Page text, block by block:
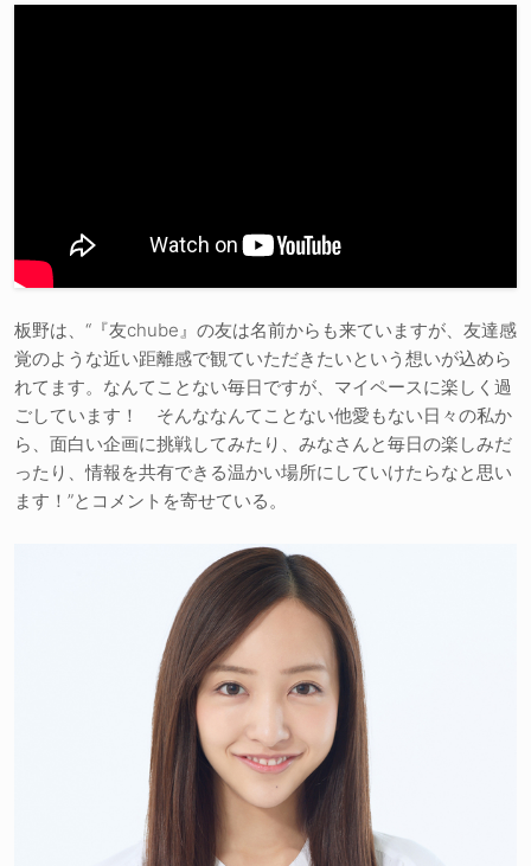
板野は、“『友chube』の友は名前からも来ていますが、友達感
覚のような近い距離感で観ていただきたいという想いが込めら
れてます。なんてことない毎日ですが、マイペースに楽しく過
ごしています！ そんななんてことない他愛もない日々の私か
ら、面白い企画に挑戦してみたり、みなさんと毎日の楽しみだ
ったり、情報を共有できる温かい場所にしていけたらなと思い
ます！”とコメントを寄せている。